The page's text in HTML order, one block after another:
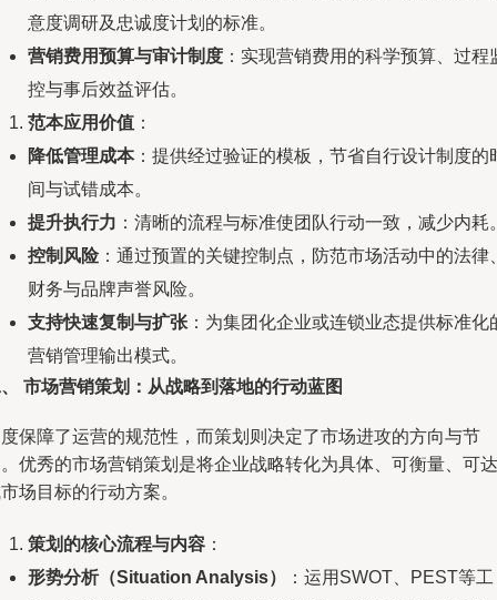
意度调研及忠诚度计划的标准。
营销费用预算与审计制度 ：实现营销费用的科学预算、过程
控与事后效益评估。
范本应用价值 ：
降低管理成本：提供经过验证的模板，节省自行设计制度的
间与试错成本。
提升执行力 ：清晰的流程与标准使团队行动一致，减少内耗
控制风险：通过预置的关键控制点，防范市场活动中的法律
财务与品牌声誉风险。
支持快速复制与扩张 ：为集团化企业或连锁业态提供标准化
营销管理输出模式。
市场营销策划：从战略到落地的行动蓝图
保障了运营的规范性，而策划则决定了市场进攻的方向与节
优秀的市场营销策划是将企业战略转化为具体、可衡量、可达
场目标的行动方案。
策划的核心流程与内容 ：
形势分析（Situation Analysis）
：运用SWOT、PEST等工